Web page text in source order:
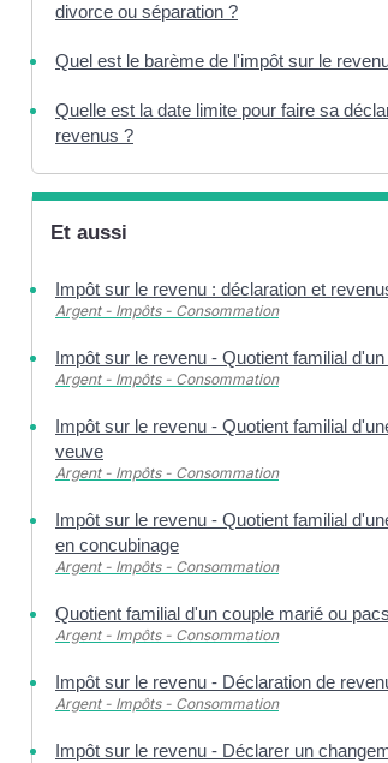
divorce ou séparation ?
Quel est le barème de l'impôt sur le
Quelle est la date limite pour faire sa
revenus ?
Et aussi
Impôt sur le revenu : déclaration et
Argent - Impôts - Consommation
Impôt sur le revenu - Quotient familial
Argent - Impôts - Consommation
Impôt sur le revenu - Quotient familial
veuve
Argent - Impôts - Consommation
Impôt sur le revenu - Quotient familial
en concubinage
Argent - Impôts - Consommation
Quotient familial d'un couple marié ou
Argent - Impôts - Consommation
Impôt sur le revenu - Déclaration de
Argent - Impôts - Consommation
Impôt sur le revenu - Déclarer un